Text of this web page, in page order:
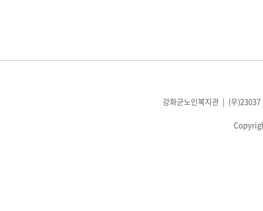
강화군노인복지관 | (우